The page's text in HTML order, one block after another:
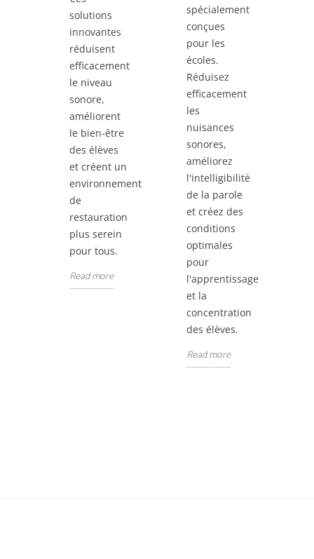
solutions
innovantes
réduisent
efficacement
le niveau
sonore,
améliorent
le bien-être
des élèves
et créent un
environnement
de
restauration
plus serein
pour tous.
Read more
spécialement
conçues
pour les
écoles.
Réduisez
efficacement
les
nuisances
sonores,
améliorez
l'intelligibilité
de la parole
et créez des
conditions
optimales
pour
l'apprentissage
et la
concentration
des élèves.
Read more